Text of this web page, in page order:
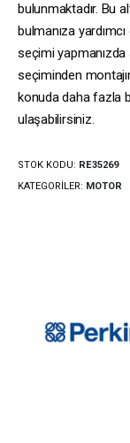
bulunmaktadır. Bu
bulmanıza
seçimi
seçiminden
konuda daha fazla
ulaşabilirsiniz.
STOK KODU: RE35269
KATEGORILER: MOTOR